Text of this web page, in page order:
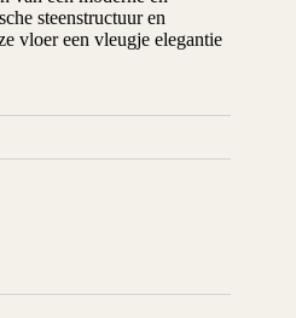
steenstructuur en
vloer een vleugje elegantie